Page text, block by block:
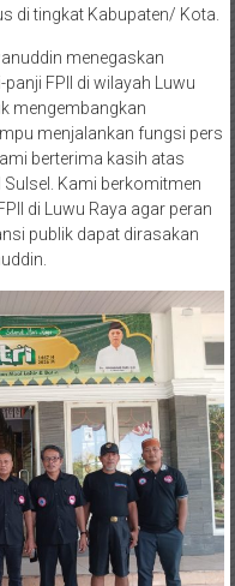
di tingkat Kabupaten/ Kota.
menegaskan
FPII di wilayah Luwu
mengembangkan
menjalankan fungsi pers
berterima kasih atas
Kami berkomitmen
di Luwu Raya agar peran
publik dapat dirasakan